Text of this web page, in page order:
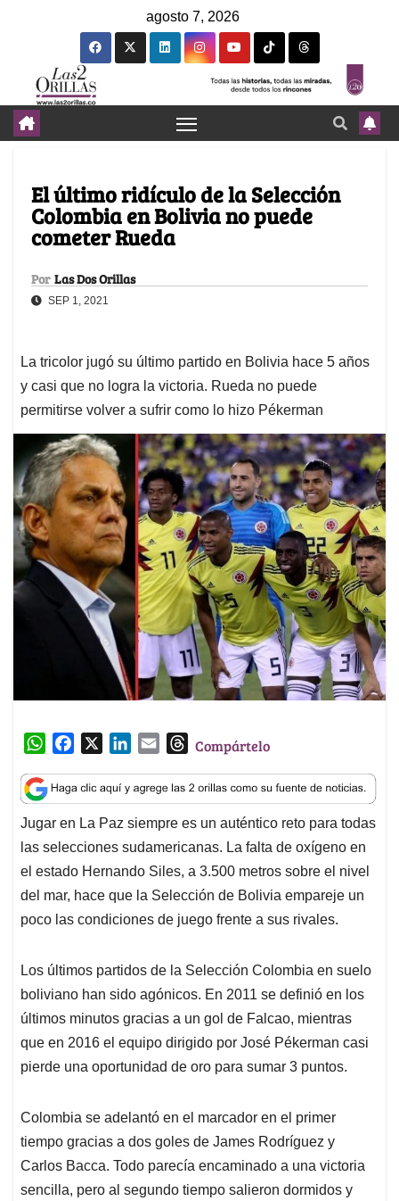
agosto 7, 2026
El último ridículo de la Selección
Colombia en Bolivia no puede
cometer Rueda
Por Las Dos Orillas
SEP 1, 2021
La tricolor jugó su último partido en Bolivia hace 5 años
y casi que no logra la victoria. Rueda no puede
permitirse volver a sufrir como lo hizo Pékerman
W
a
t
s
A
p
p
c
e
b
o
o
k
n
k
e
d
I
n
a
i
l
T
r
e
a
d
s
Compártelo
Jugar en La Paz siempre es un auténtico reto para todas
las selecciones sudamericanas. La falta de oxígeno en
el estado Hernando Siles, a 3.500 metros sobre el nivel
del mar, hace que la Selección de Bolivia empareje un
poco las condiciones de juego frente a sus rivales.
Los últimos partidos de la Selección Colombia en suelo
boliviano han sido agónicos. En 2011 se definió en los
últimos minutos gracias a un gol de Falcao, mientras
que en 2016 el equipo dirigido por José Pékerman casi
pierde una oportunidad de oro para sumar 3 puntos.
Colombia se adelantó en el marcador en el primer
tiempo gracias a dos goles de James Rodríguez y
Carlos Bacca. Todo parecía encaminado a una victoria
sencilla, pero al segundo tiempo salieron dormidos y